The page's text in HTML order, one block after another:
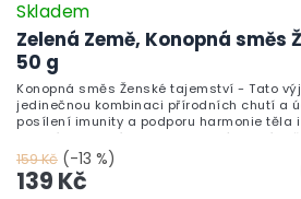
Zelená Země, Konopná směs
50 g
Skladem
159 Kč (-13 %)
139 Kč
Konopná směs Ženské tajemství - Tato
jedinečnou kombinaci přírodních chutí a
posílení imunity a podporu harmonie těla
zdraví z kvalitních surovin, který ocení